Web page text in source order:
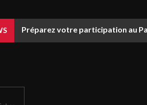
Préparez votre participation au